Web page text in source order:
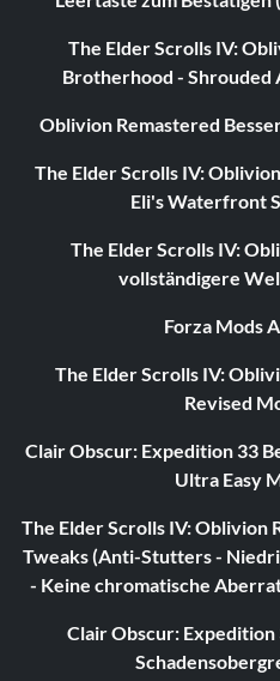
The Elder Scrolls IV:
Brotherhood -
Oblivion Remastered
The Elder Scrolls IV:
Eli's Waterfront
The Elder Scrolls IV:
vollständigere
Forza Mods
The Elder Scrolls IV:
Revised
Clair Obscur: Expedition 33
Ultra Easy
The Elder Scrolls IV: Oblivion
Tweaks (Anti-Stutters -
- Keine chromatische
Clair Obscur: